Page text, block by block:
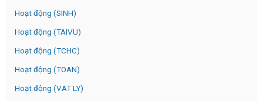
Hoạt động (SINH)
Hoạt động (TAIVU)
Hoạt động (TCHC)
Hoạt động (TOAN)
Hoạt động (VAT LY)